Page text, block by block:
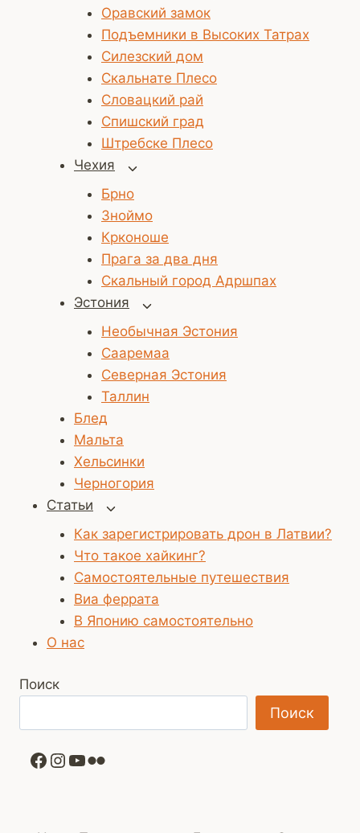
Оравский замок
Подъемники в Высоких Татрах
Силезский дом
Скальнате Плесо
Словацкий рай
Спишский град
Штребске Плесо
Чехия
Переключить
меню
Брно
Зноймо
Крконоше
Прага за два дня
Скальный город Адршпах
Эстония
Переключить
дочернее
меню
Необычная Эстония
Сааремаа
Северная Эстония
Таллин
Блед
Мальта
Хельсинки
Черногория
Статьи
Переключить
меню
Как зарегистрировать дрон в Латвии?
Что такое хайкинг?
Самостоятельные путешествия
Виа феррата
В Японию самостоятельно
О нас
Поиск
Поиск
Facebook
Instagram
YouTube
Flickr